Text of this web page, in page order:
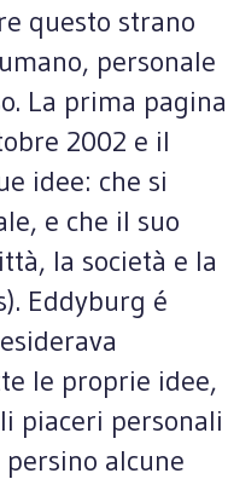
questo strano
personale
La prima pagina
2002 e il
idee: che si
e che il suo
la società e la
Eddyburg é
le proprie idee,
piaceri personali
alcune